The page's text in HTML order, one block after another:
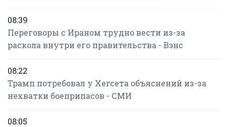
08:39
Переговоры с Ираном трудно вести из-за
раскола внутри его правительства - Вэнс
08:22
Трамп потребовал у Хегсета объяснений из-за
нехватки боеприпасов - СМИ
08:05